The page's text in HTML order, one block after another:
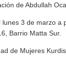
de Abdullah
3 de marzo a
Barrio Matta Sur.
de Mujeres